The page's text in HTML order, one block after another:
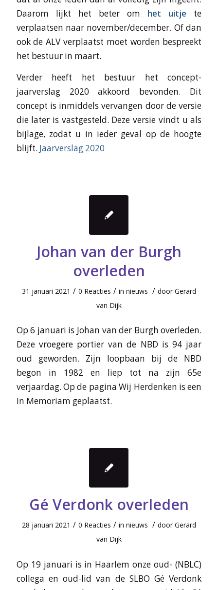
Daarom lijkt het beter om het uitje te
verplaatsen naar november/december. Of dan
ook de ALV verplaatst moet worden bespreekt
het bestuur in maart.
Verder heeft het bestuur het concept-
jaarverslag 2020 akkoord bevonden. Dit
concept is inmiddels vervangen door de versie
die later is vastgesteld. Deze versie vindt u als
bijlage, zodat u in ieder geval op de hoogte
blijft. Jaarverslag 2020
Johan van der Burgh
overleden
31 januari 2021 / 0 Reacties / in nieuws / doorGerard
van Dijk
Op 6 januari is Johan van der Burgh overleden.
Deze vroegere portier van de NBD is 94 jaar
oud geworden. Zijn loopbaan bij de NBD
begon in 1982 en liep tot na zijn 65e
verjaardag. Op de pagina Wij Herdenken is een
In Memoriam geplaatst.
Gé Verdonk overleden
28 januari 2021 / 0 Reacties / in nieuws / doorGerard
van Dijk
Op 19 januari is in Haarlem onze oud- (NBLC)
collega en oud-lid van de SLBO Gé Verdonk